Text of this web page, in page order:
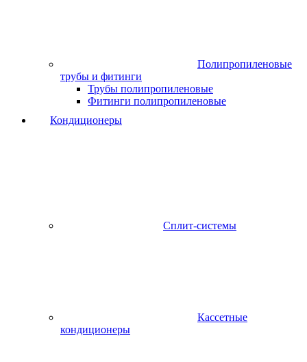
Полипропиленовые
трубы и фитинги
Трубы полипропиленовые
Фитинги полипропиленовые
Кондиционеры
Сплит-системы
Кассетные
кондиционеры